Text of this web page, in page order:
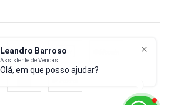
Leandro Barroso
Assistente de Vendas
Olá, em que posso ajudar?